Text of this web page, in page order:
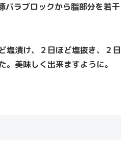
バラブロックから脂部分を若干
塩漬け、２日ほど塩抜き、２日
。美味しく出来ますように。